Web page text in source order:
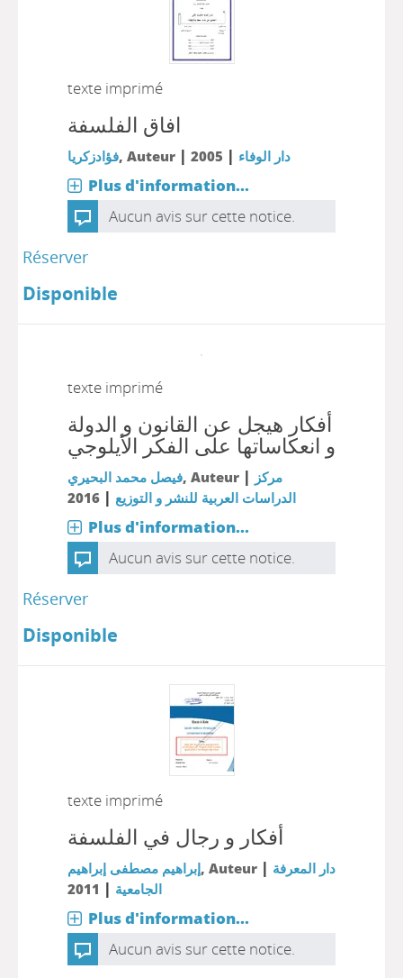
texte imprimé
افاق الفلسفة
فؤادزكريا, Auteur | دار الوفاء |
2005
Plus d'information...
Aucun avis sur cette notice.
Réserver
Disponible
texte imprimé
أفكار هيجل عن القانون و الدولة
و انعكاساتها على الفكر الأيلوجي
فيصل محمد البحيري, Auteur | مركز
الدراسات العربية للنشر و التوزيع |
2016
Plus d'information...
Aucun avis sur cette notice.
Réserver
Disponible
texte imprimé
أفكار و رجال في الفلسفة
إبراهيم مصطفى إبراهيم, Auteur | دار المعرفة
الجامعية |
2011
Plus d'information...
Aucun avis sur cette notice.